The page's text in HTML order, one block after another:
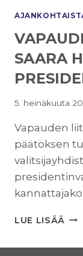
SAARA
5. heinäkuuta
Vapauden
päätöksen
LUE LISÄÄ